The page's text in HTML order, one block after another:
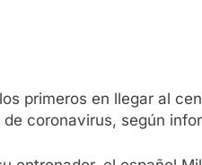
primeros en llegar al
coronavirus, según